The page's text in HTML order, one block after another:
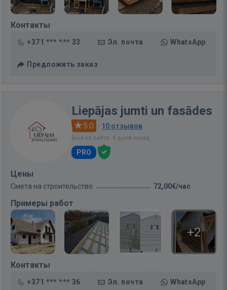
Контакты
+371 *** *** 33 Эл. почта WhatsApp
Предложить заказ
Liepājas jumti un fasādes
5.0 · 10 отзывов
Был на сайте: 4 дней назад
PRO
Цены
Смета на строительство 72,00€/час
Примеры работ
+2
Контакты
+371 *** *** 36 Эл. почта WhatsApp